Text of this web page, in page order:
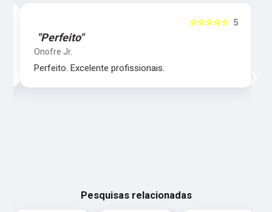
5
☆☆☆☆☆
"Perfeito"
Onofre Jr.
Perfeito. Excelente profissionais.
‹
Pesquisas relacionadas